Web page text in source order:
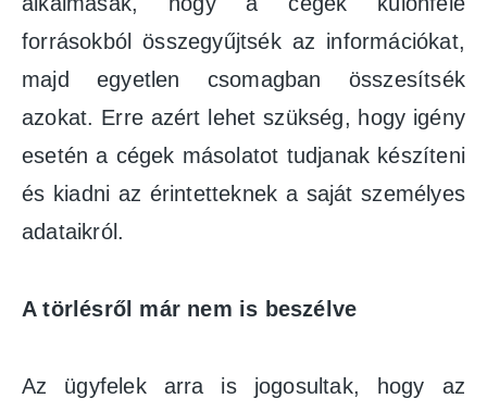
forrásokból összegyűjtsék az információkat,
majd egyetlen csomagban összesítsék
azokat. Erre azért lehet szükség, hogy igény
esetén a cégek másolatot tudjanak készíteni
és kiadni az érintetteknek a saját személyes
adataikról.
A törlésről már nem is beszélve
Az ügyfelek arra is jogosultak, hogy az